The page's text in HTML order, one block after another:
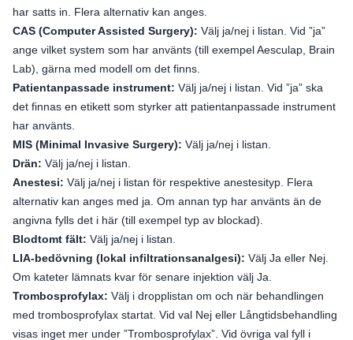
har satts in. Flera alternativ kan anges.
CAS (Computer Assisted Surgery): Välj ja/nej i listan. Vid ”ja”
ange vilket system som har använts (till exempel Aesculap, Brain
Lab), gärna med modell om det finns.
Patientanpassade instrument: Välj ja/nej i listan. Vid ”ja” ska
det finnas en etikett som styrker att patientanpassade instrument
har använts.
MIS (Minimal Invasive Surgery): Välj ja/nej i listan.
Drän: Välj ja/nej i listan.
Anestesi: Välj ja/nej i listan för respektive anestesityp. Flera
alternativ kan anges med ja. Om annan typ har använts än de
angivna fylls det i här (till exempel typ av blockad).
Blodtomt fält: Välj ja/nej i listan.
LIA-bedövning (lokal infiltrationsanalgesi): Välj Ja eller Nej.
Om kateter lämnats kvar för senare injektion välj Ja.
Trombosprofylax: Välj i dropplistan om och när behandlingen
med trombosprofylax startat. Vid val Nej eller Långtidsbehandling
visas inget mer under ”Trombosprofylax”. Vid övriga val fyll i